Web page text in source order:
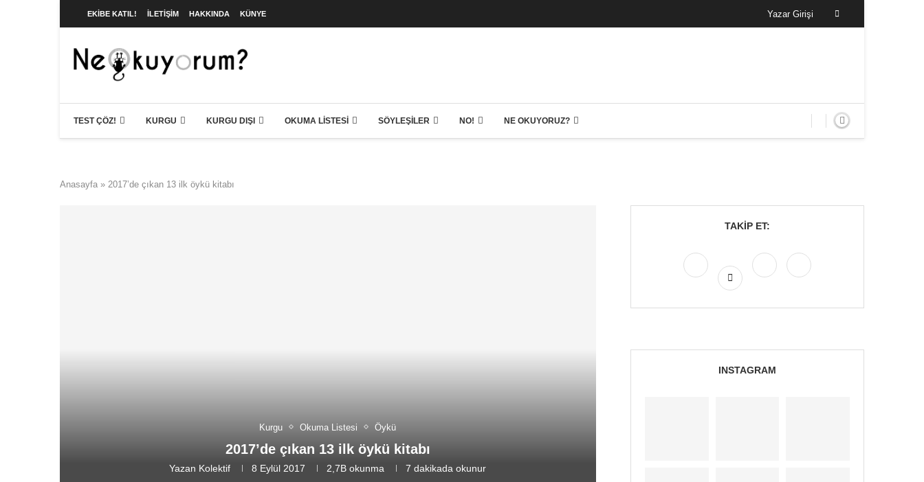
EKIBE KATIL! İLETIŞIM HAKKINDA KÜNYE Yazar Girişi
TEST ÇÖZ! KURGU KURGU DIŞI OKUMA LISTESI SÖYLEŞILER NO! NE OKUYORUZ?
Anasayfa » 2017’de çıkan 13 ilk öykü kitabı
Kurgu Okuma Listesi Öykü
2017’de çıkan 13 ilk öykü kitabı
Yazan Kolektif 8 Eylül 2017 2,7B okunma 7 dakikada okunur
TAKIP ET:
INSTAGRAM